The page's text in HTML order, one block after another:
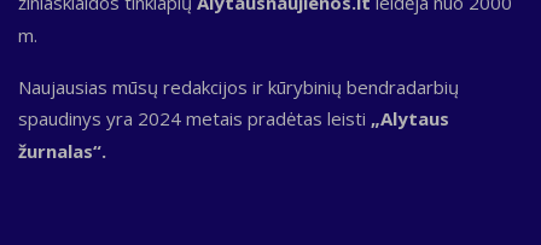
m.
Naujausias mūsų redakcijos ir kūrybinių bendradarbių
spaudinys yra 2024 metais pradėtas leisti „Alytaus
žurnalas“.